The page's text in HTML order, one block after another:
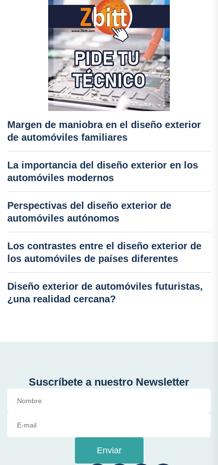
Margen de maniobra en el diseño exterior
de automóviles familiares
La importancia del diseño exterior en los
automóviles modernos
Perspectivas del diseño exterior de
automóviles autónomos
Los contrastes entre el diseño exterior de
los automóviles de países diferentes
Diseño exterior de automóviles futuristas,
¿una realidad cercana?
Suscríbete a nuestro Newsletter
Enviar